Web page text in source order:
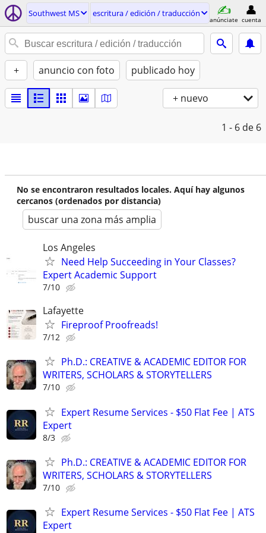
Southwest MS escritura / edición / traducción
anúnciate cuenta
+ anuncio con foto publicado hoy
+ nuevo
1 - 6 de 6
No se encontraron resultados locales. Aquí hay algunos
cercanos (ordenados por distancia)
buscar una zona más amplia
Los Angeles
Need Help Succeeding in Your Classes?
Expert Academic Support
7/10
Lafayette
Fireproof Proofreads!
7/12
Ph.D.: CREATIVE & ACADEMIC EDITOR FOR
WRITERS, SCHOLARS & STORYTELLERS
7/10
Expert Resume Services - $50 Flat Fee | ATS
Expert
8/3
Ph.D.: CREATIVE & ACADEMIC EDITOR FOR
WRITERS, SCHOLARS & STORYTELLERS
7/10
Expert Resume Services - $50 Flat Fee | ATS
Expert